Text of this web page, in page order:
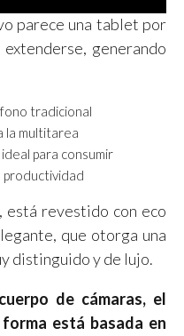
parece una tablet por
generando
tradicional
la multitarea
para consumir
productividad
está revestido con eco
que otorga una
distinguido y de lujo.
de cámaras, el
está basada en